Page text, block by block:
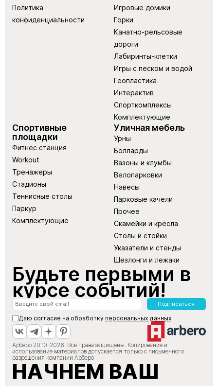
Политика
конфиденциальности
Игровые домики
Горки
Канатно-рельсовые
дороги
Лабиринты-клетки
Игры с песком и водой
Геопластика
Интерактив
Спорткомплексы
Комплектующие
Спортивные
площадки
Фитнес станция
Workout
Тренажеры
Стадионы
Теннисные столы
Паркур
Комплектующие
Уличная мебель
Урны
Болларды
Вазоны и клумбы
Велопарковки
Навесы
Парковые качели
Прочее
Скамейки и кресла
Столы и стойки
Указатели и стенды
Шезлонги и лежаки
Будьте первыми в
курсе событий!
Подписаться
Даю согласие на обработку персональных данных
Арберо 2010-2026. Все права защищены. Копирование и
использование материалов допускается только с письменного
разрешения компании Арберо
НАЧНЕМ ВАШ